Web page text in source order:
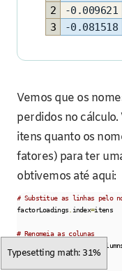
Typesetting math: 38%
2
-0.009621
3
-0.081518
Vemos que os
perdidos no
itens quanto os
fatores) para ter
obtivemos até aqui:
# Substitue as linhas pelo
factorLoadings index=itens
# Renomeia as colunas